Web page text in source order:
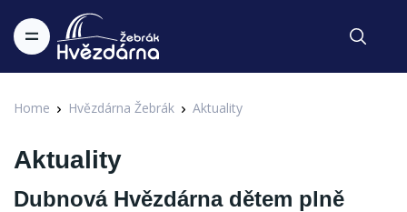
Home Hvězdárna Žebrák Aktuality
Aktuality
Dubnová Hvězdárna dětem plně